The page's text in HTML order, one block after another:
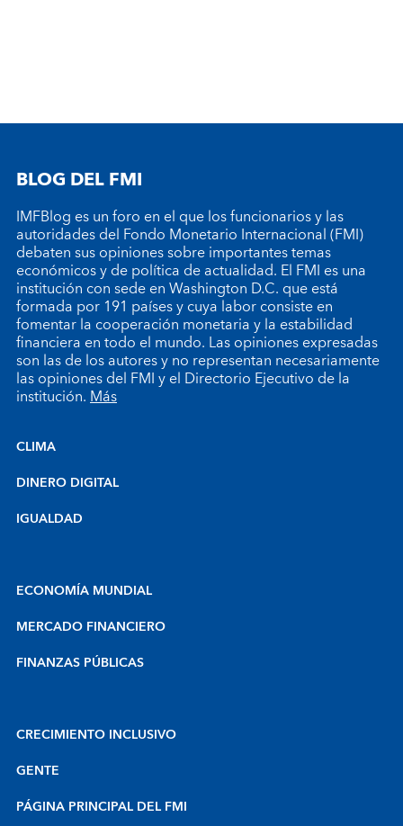
BLOG DEL FMI
IMFBlog es un foro en el que los funcionarios y las
autoridades del Fondo Monetario Internacional (FMI)
debaten sus opiniones sobre importantes temas
económicos y de política de actualidad. El FMI es una
institución con sede en Washington D.C. que está
formada por 191 países y cuya labor consiste en
fomentar la cooperación monetaria y la estabilidad
financiera en todo el mundo. Las opiniones expresadas
son las de los autores y no representan necesariamente
las opiniones del FMI y el Directorio Ejecutivo de la
institución.Más
CLIMA
DINERO DIGITAL
IGUALDAD
ECONOMÍA MUNDIAL
MERCADO FINANCIERO
FINANZAS PÚBLICAS
CRECIMIENTO INCLUSIVO
GENTE
PÁGINA PRINCIPAL DEL FMI